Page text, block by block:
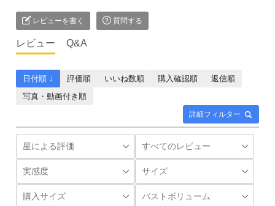
レビューを書く 質問する
レビュー Q&A
詳細フィルター
日付順 ↓ 評価順 いいね数順 購入確認順
返信順
写真・動画付き順